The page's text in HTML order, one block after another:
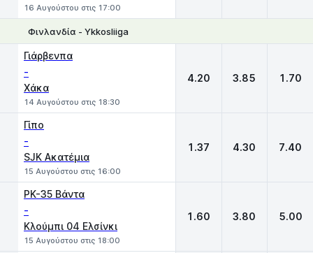
16 Αυγούστου στις 17:00
Φινλανδία - Ykkosliiga
Γιάρβενπα
-
Χάκα
14 Αυγούστου στις 18:30
4.20 3.85 1.70
Γίπο
-
SJK Ακατέμια
15 Αυγούστου στις 16:00
1.37 4.30 7.40
PK-35 Βάντα
-
Κλούμπι 04 Ελσίνκι
15 Αυγούστου στις 18:00
1.60 3.80 5.00